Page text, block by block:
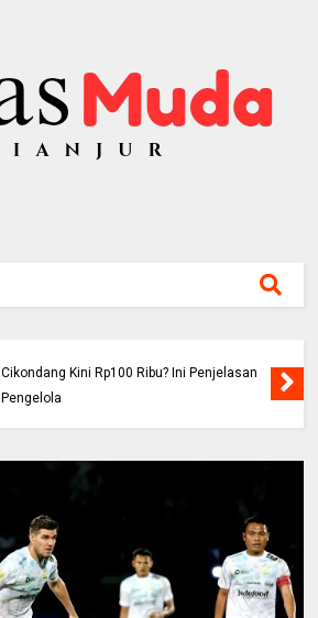
Cikondang Kini Rp100 Ribu? Ini Penjelasan
Pengelola